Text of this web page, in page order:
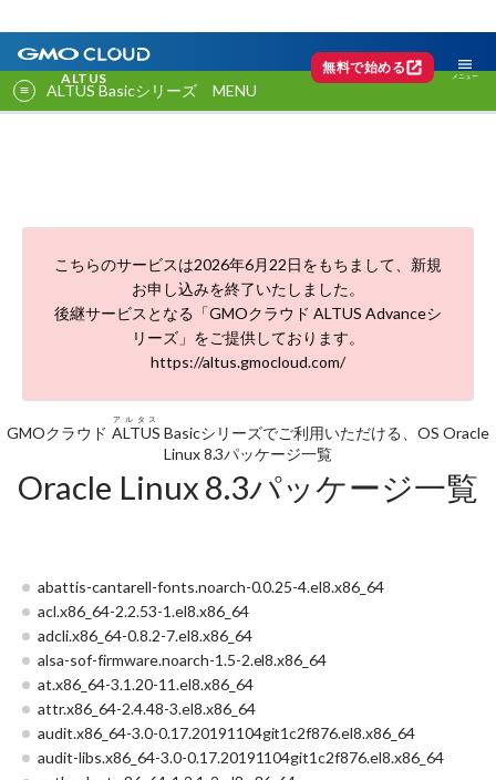
ALTUS
無料で始めるopen_in_new menu
ALTUS Basicシリーズ MENU
こちらのサービスは2026年6月22日をもちまして、新規
お申し込みを終了いたしました。
後継サービスとなる「GMOクラウド ALTUS Advanceシ
リーズ」をご提供しております。
https://altus.gmocloud.com/
GMOクラウド ALTUS
アルタス
Basicシリーズでご利用いただける、OS Oracle
Linux 8.3パッケージ一覧
Oracle Linux 8.3パッケージ一覧
abattis-cantarell-fonts.noarch-0.0.25-4.el8.x86_64
acl.x86_64-2.2.53-1.el8.x86_64
adcli.x86_64-0.8.2-7.el8.x86_64
alsa-sof-firmware.noarch-1.5-2.el8.x86_64
at.x86_64-3.1.20-11.el8.x86_64
attr.x86_64-2.4.48-3.el8.x86_64
audit.x86_64-3.0-0.17.20191104git1c2f876.el8.x86_64
audit-libs.x86_64-3.0-0.17.20191104git1c2f876.el8.x86_64